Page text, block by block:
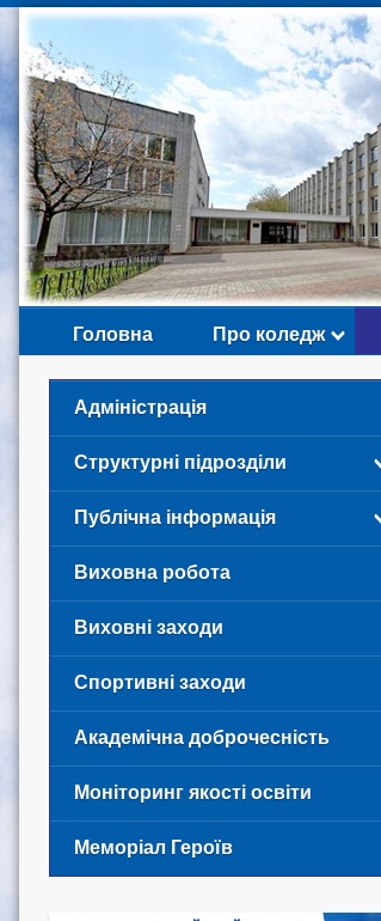
Головна Про коледж
Адміністрація
Структурні підрозділи
Публічна інформація
Виховна робота
Виховні заходи
Спортивні заходи
Академічна доброчесність
Моніторинг якості освіти
Меморіал Героїв